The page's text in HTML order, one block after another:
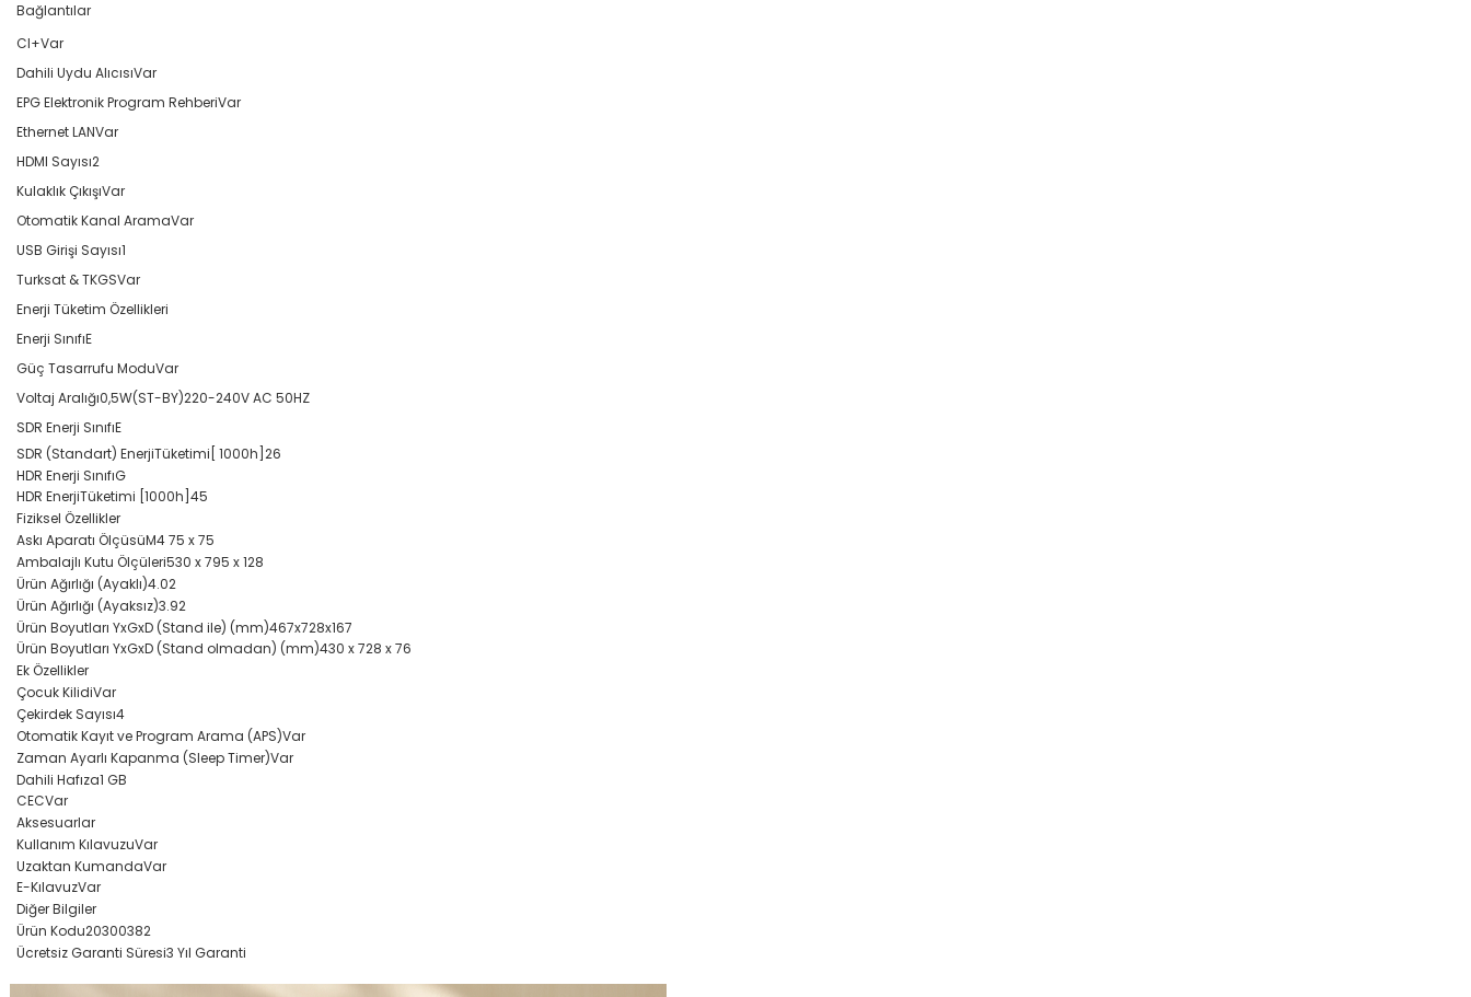
Bağlantılar
CI+Var
Dahili Uydu AlıcısıVar
EPG Elektronik Program RehberiVar
Ethernet LANVar
HDMI Sayısı2
Kulaklık ÇıkışıVar
Otomatik Kanal AramaVar
USB Girişi Sayısı1
Turksat & TKGSVar
Enerji Tüketim Özellikleri
Enerji SınıfıE
Güç Tasarrufu ModuVar
Voltaj Aralığı0,5W(ST-BY)220-240V AC 50HZ
SDR Enerji SınıfıE
SDR (Standart) EnerjiTüketimi[ 1000h] 26
HDR Enerji SınıfıG
HDR EnerjiTüketimi [1000h] 45
Fiziksel Özellikler
Askı Aparatı ÖlçüsüM4 75 x 75
Ambalajlı Kutu Ölçüleri530 x 795 x 128
Ürün Ağırlığı (Ayaklı)4.02
Ürün Ağırlığı (Ayaksız)3.92
Ürün Boyutları YxGxD (Stand ile) (mm)467x728x167
Ürün Boyutları YxGxD (Stand olmadan) (mm)430 x 728 x 76
Ek Özellikler
Çocuk KilidiVar
Çekirdek Sayısı4
Otomatik Kayıt ve Program Arama (APS)Var
Zaman Ayarlı Kapanma (Sleep Timer)Var
Dahili Hafıza1 GB
CECVar
Aksesuarlar
Kullanım KılavuzuVar
Uzaktan KumandaVar
E-KılavuzVar
Diğer Bilgiler
Ürün Kodu20300382
Ücretsiz Garanti Süresi3 Yıl Garanti